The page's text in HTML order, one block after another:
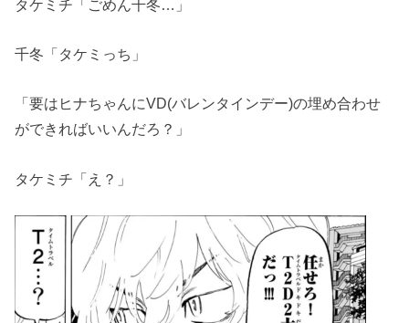
タケミチ「ごめん千冬…」
千冬「タケミっち」
「要はヒナちゃんにVD(バレンタインデー)の埋め合わせ
ができればいいんだろ？」
タケミチ「え？」